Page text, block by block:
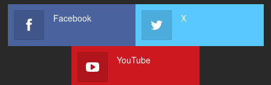
Facebook X
YouTube